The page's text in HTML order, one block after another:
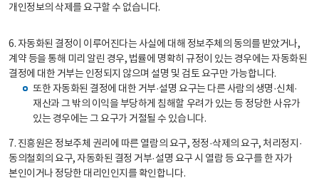
개인정보의 삭제를 요구할 수 없습니다.
6. 자동화된 결정이 이루어진다는 사실에 대해 정보주체의 동의를 받았거나,
계약 등을 통해 미리 알린 경우, 법률에 명확히 규정이 있는 경우에는 자동화된
결정에 대한 거부는 인정되지 않으며 설명 및 검토 요구만 가능합니다.
또한 자동화된 결정에 대한 거부·설명 요구는 다른 사람의 생명·신체·
재산과 그 밖의 이익을 부당하게 침해할 우려가 있는 등 정당한 사유가
있는 경우에는 그 요구가 거절될 수 있습니다.
7. 진흥원은 정보주체 권리에 따른 열람의 요구, 정정·삭제의 요구, 처리정지·
동의철회의 요구, 자동화된 결정 거부·설명 요구 시 열람 등 요구를 한 자가
본인이거나 정당한 대리인인지를 확인합니다.